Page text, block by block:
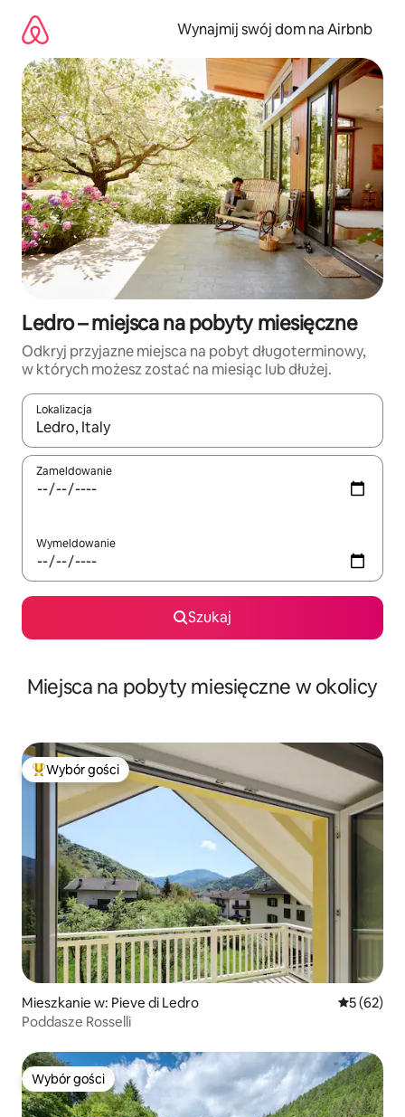
treści
Wynajmij swój dom na Airbnb
Ledro – miejsca na pobyty miesięczne
Odkryj przyjazne miejsca na pobyt długoterminowy,
w których możesz zostać na miesiąc lub dłużej.
Lokalizacja
Gdy wyniki będą dostępne, możesz poruszać się po nich za
Zameldowanie
Wymeldowanie
Szukaj
Miejsca na pobyty miesięczne w okolicy
Najpopularniejsze z kategorii Wybór gości
Wybór gości
Mieszkanie w: Pieve di Ledro Średnia
5 (62)
Poddasze Rosselli
Wybór gości
Wybór gości